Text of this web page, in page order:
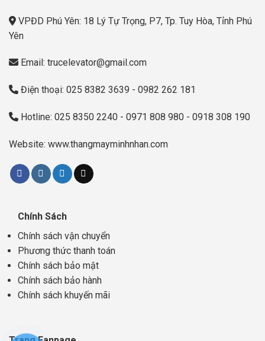
VPĐD Phú Yên: 18 Lý Tự Trọng, P7, Tp. Tuy Hòa, Tỉnh Phú
Yên
Email: trucelevator@gmail.com
Điện thoại: 025 8382 3639 - 0982 262 181
Hotline: 025 8350 2240 - 0971 808 980 - 0918 308 190
Website: www.thangmayminhnhan.com
Chính Sách
Chính sách vận chuyển
Phương thức thanh toán
Chính sách bảo mật
Chính sách bảo hành
Chính sách khuyến mãi